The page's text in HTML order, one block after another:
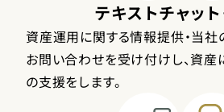
テキストチャット
資産運用に関する情報提供・当社
お問い合わせを受け付けし、資
の支援をします。